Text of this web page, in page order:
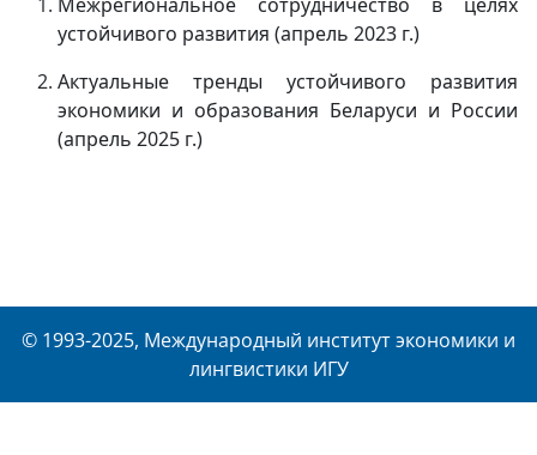
устойчивого развития (апрель 2023 г.)
Актуальные тренды устойчивого развития
экономики и образования Беларуси и России
(апрель 2025 г.)
© 1993-2025, Международный институт экономики и
лингвистики ИГУ